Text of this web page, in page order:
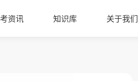
资讯 知识库 关于我们